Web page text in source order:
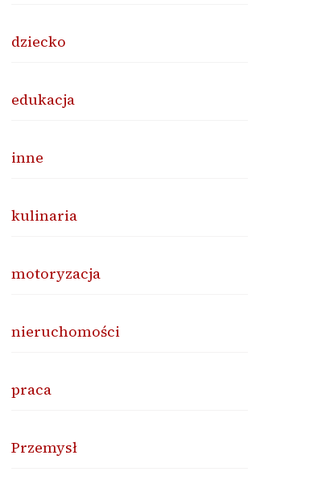
dziecko
edukacja
inne
kulinaria
motoryzacja
nieruchomości
praca
Przemysł